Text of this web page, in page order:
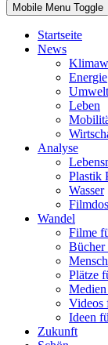
Mobile Menu Toggle
Startseite
News
Energie
Umwelt
Leben
Analyse
Plastik
Wasser
Wandel
Filme
Bücher
Plätze
Videos
Ideen
Zukunft